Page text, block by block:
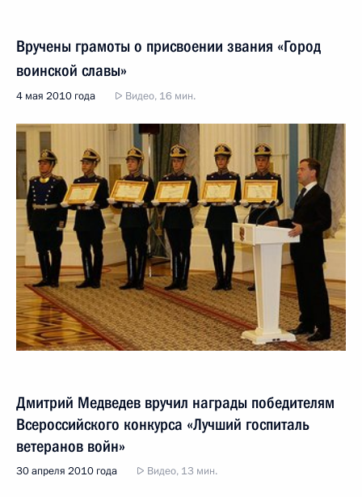
Вручены грамоты о присвоении звания «Город
воинской славы»
4 мая 2010 года Видео, 16 мин.
Дмитрий Медведев вручил награды победителям
Всероссийского конкурса «Лучший госпиталь
ветеранов войн»
30 апреля 2010 года Видео, 13 мин.